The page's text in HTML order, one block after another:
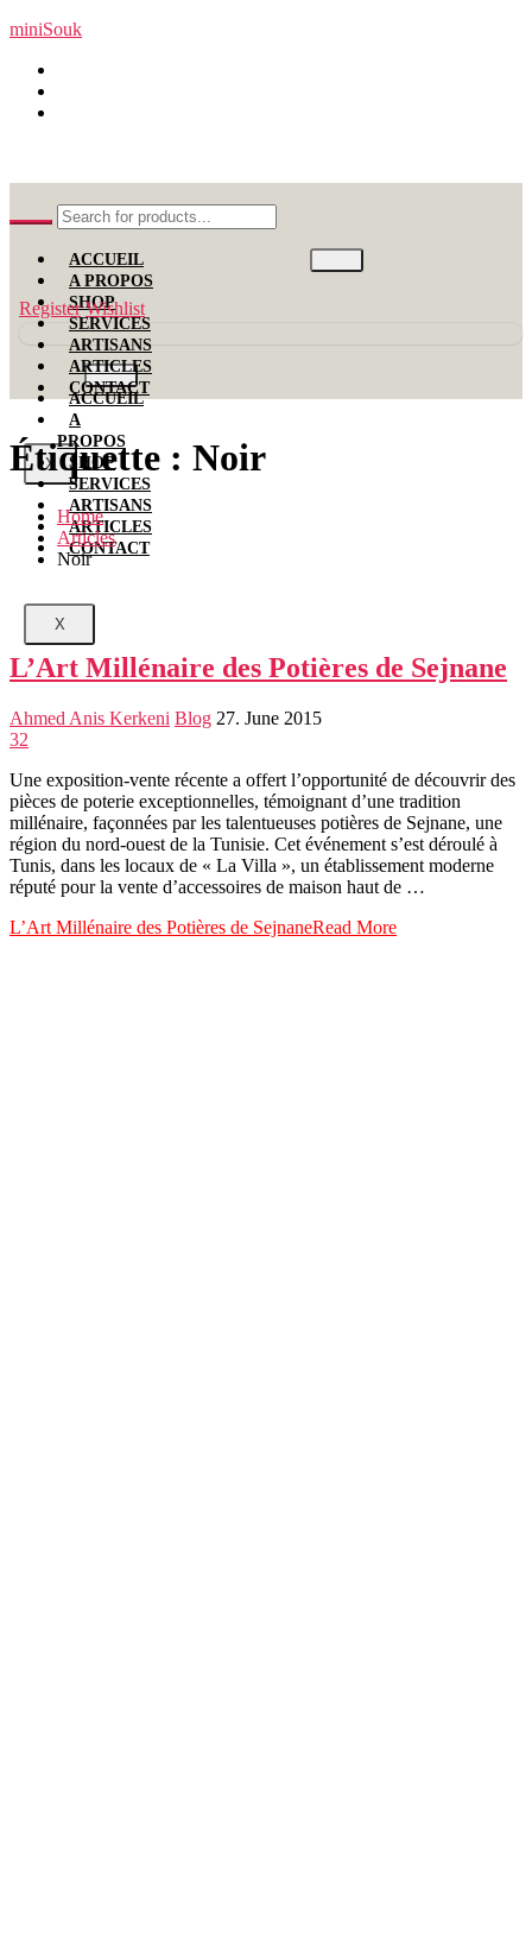
miniSouk
ACCUEIL
A PROPOS
SHOP
SERVICES
ARTISANS
ARTICLES
CONTACT
X
Register Wishlist
ACCUEIL
A
PROPOS
SHOP
SERVICES
ARTISANS
ARTICLES
CONTACT
X
Étiquette : Noir
Home
Articles
Noir
L’Art Millénaire des Potières de Sejnane
Ahmed Anis Kerkeni Blog 27. June 2015
32
Une exposition-vente récente a offert l’opportunité de découvrir des
pièces de poterie exceptionnelles, témoignant d’une tradition
millénaire, façonnées par les talentueuses potières de Sejnane, une
région du nord-ouest de la Tunisie. Cet événement s’est déroulé à
Tunis, dans les locaux de « La Villa », un établissement moderne
réputé pour la vente d’accessoires de maison haut de …
L’Art Millénaire des Potières de SejnaneRead More